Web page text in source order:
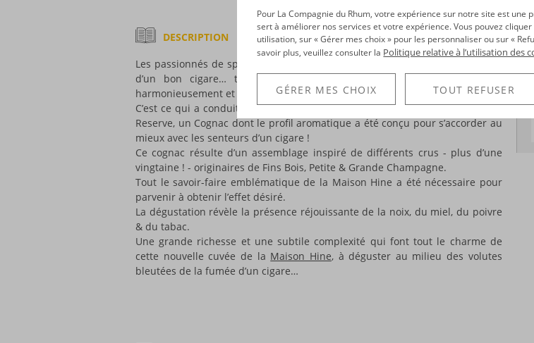
DESCRIPTION
Les passionnés de spiritueux aiment souvent accompagner leur dégustation
d’un bon cigare… tant les senteurs d’alcool et de tabac se marient
harmonieusement et se subliment. Le plaisir ne s’en trouve que renforcé !
C’est ce qui a conduit cette grandeMaison de Cognacà élaborer cette Cigar
Reserve, un Cognac dont le profil aromatique a été conçu pour s’accorder au
mieux avec les senteurs d’un cigare !
Ce cognac résulte d’un assemblage inspiré de différents crus - plus d’une
vingtaine ! - originaires de Fins Bois, Petite & Grande Champagne.
Tout le savoir-faire emblématique de la Maison Hine a été nécessaire pour
parvenir à obtenir l’effet désiré.
La dégustation révèle la présence réjouissante de la noix, du miel, du poivre
& du tabac.
Une grande richesse et une subtile complexité qui font tout le charme de
cette nouvelle cuvée de la Maison Hine, à déguster au milieu des volutes
bleutées de la fumée d’un cigare…
Pour La Compagnie du Rhum, votre expérience sur notre site est une
sert à améliorer nos services et votre expérience. Vous pouvez
utilisation, sur « Gérer mes choix » pour les personnaliser ou sur «
savoir plus, veuillez consulter la Politique relative à l’utilisation des
GÉRER MES CHOIX TOUT REFUSER